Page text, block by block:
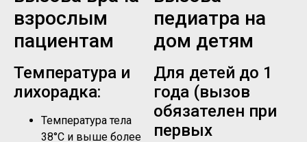
взрослым
пациентам
Температура и
лихорадка:
Температура тела
38°C и выше более
педиатра на
дом детям
Для детей до 1
года (вызов
обязателен при
первых